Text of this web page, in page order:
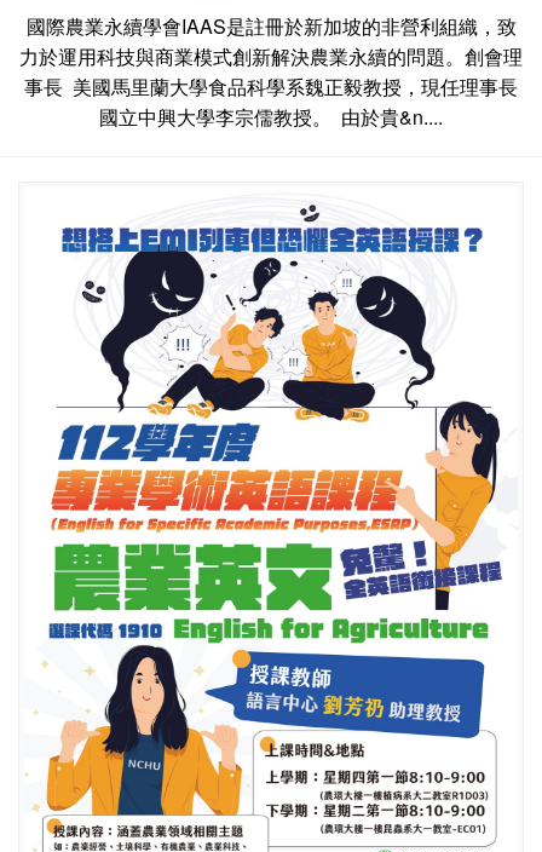
國際農業永續學會IAAS是註冊於新加坡的非營利組織，致
力於運用科技與商業模式創新解決農業永續的問題。創會理
事長 美國馬里蘭大學食品科學系魏正毅教授，現任理事長
國立中興大學李宗儒教授。 由於貴&n....